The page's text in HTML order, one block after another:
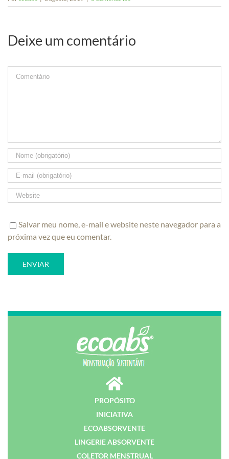
Deixe um comentário
Comment
Salvar meu nome, e-mail e website neste navegador para a
próxima vez que eu comentar.
PROPÓSITO
INICIATIVA
ECOABSORVENTE
LINGERIE ABSORVENTE
COLETOR MENSTRUAL